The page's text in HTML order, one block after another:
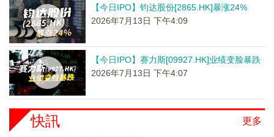
【今日IPO】钧达股份[2865.HK]暴涨24%
2026年7月13日 下午4:09
【今日IPO】赛力斯[09927.HK]业绩变脸暴跌
2026年7月13日 下午4:07
更多
快訊